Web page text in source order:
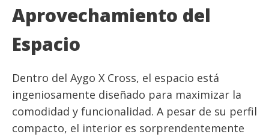
Aprovechamiento del
Espacio
Dentro del Aygo X Cross, el espacio está
ingeniosamente diseñado para maximizar la
comodidad y funcionalidad. A pesar de su perfil
compacto, el interior es sorprendentemente